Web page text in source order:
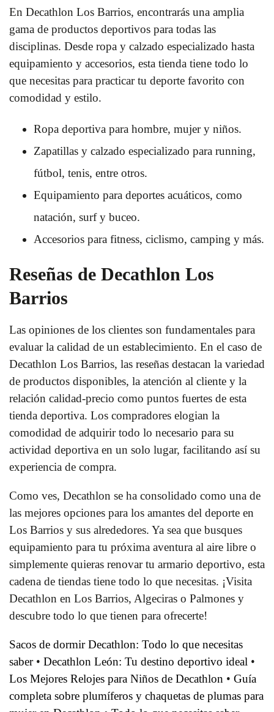
En Decathlon Los Barrios, encontrarás una amplia
gama de productos deportivos para todas las
disciplinas. Desde ropa y calzado especializado hasta
equipamiento y accesorios, esta tienda tiene todo lo
que necesitas para practicar tu deporte favorito con
comodidad y estilo.
Ropa deportiva para hombre, mujer y niños.
Zapatillas y calzado especializado para running,
fútbol, tenis, entre otros.
Equipamiento para deportes acuáticos, como
natación, surf y buceo.
Accesorios para fitness, ciclismo, camping y más.
Reseñas de Decathlon Los
Barrios
Las opiniones de los clientes son fundamentales para
evaluar la calidad de un establecimiento. En el caso de
Decathlon Los Barrios, las reseñas destacan la variedad
de productos disponibles, la atención al cliente y la
relación calidad-precio como puntos fuertes de esta
tienda deportiva. Los compradores elogian la
comodidad de adquirir todo lo necesario para su
actividad deportiva en un solo lugar, facilitando así su
experiencia de compra.
Como ves, Decathlon se ha consolidado como una de
las mejores opciones para los amantes del deporte en
Los Barrios y sus alrededores. Ya sea que busques
equipamiento para tu próxima aventura al aire libre o
simplemente quieras renovar tu armario deportivo, esta
cadena de tiendas tiene todo lo que necesitas. ¡Visita
Decathlon en Los Barrios, Algeciras o Palmones y
descubre todo lo que tienen para ofrecerte!
Sacos de dormir Decathlon: Todo lo que necesitas
saber• Decathlon León: Tu destino deportivo ideal •
Los Mejores Relojes para Niños de Decathlon • Guía
completa sobre plumíferos y chaquetas de plumas para